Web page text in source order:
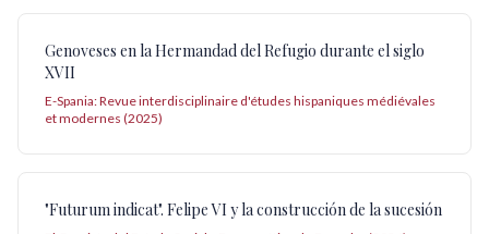
Genoveses en la Hermandad del Refugio durante el siglo
XVII
E-Spania: Revue interdisciplinaire d'études hispaniques médiévales
et modernes (2025)
"Futurum indicat". Felipe VI y la construcción de la sucesión